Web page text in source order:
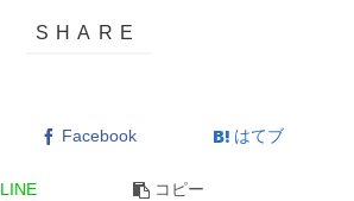
Facebook はてブ
LINE コピー